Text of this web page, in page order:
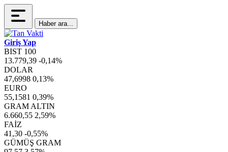
Haber ara...
Giriş Yap
BIST 100
13.779,39 -0,14%
DOLAR
47,6998 0,13%
EURO
55,1581 0,39%
GRAM ALTIN
6.660,55 2,59%
FAİZ
41,30 -0,55%
GÜMÜŞ GRAM